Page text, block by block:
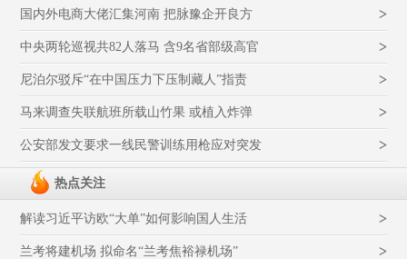
国内外电商大佬汇集河南 把脉豫企开良方 >
中央两轮巡视共82人落马 含9名省部级高官 >
尼泊尔驳斥“在中国压力下压制藏人”指责 >
马来调查失联航班所载山竹果 或植入炸弹 >
公安部发文要求一线民警训练用枪应对突发 >
热点关注
解读习近平访欧“大单”如何影响国人生活 >
兰考将建机场 拟命名“兰考焦裕禄机场” >